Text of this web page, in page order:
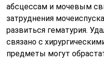
абсцессам и мочевым
затруднения
развиться гематурия.
связано с
предметы могут